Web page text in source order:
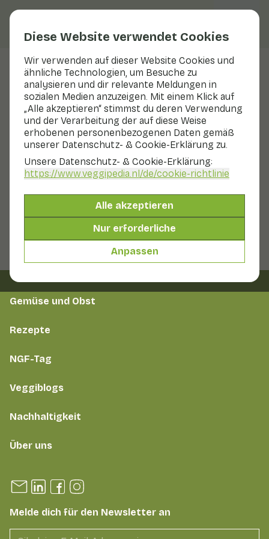
Diese Website verwendet Cookies
Wir verwenden auf dieser Website Cookies und
ähnliche Technologien, um Besuche zu
analysieren und dir relevante Meldungen in
sozialen Medien anzuzeigen. Mit einem Klick auf
„Alle akzeptieren“ stimmst du deren Verwendung
und der Verarbeitung der auf diese Weise
erhobenen personenbezogenen Daten gemäß
unserer Datenschutz- & Cookie-Erklärung zu.
Unsere Datenschutz- & Cookie-Erklärung:
https://www.veggipedia.nl/de/cookie-richtlinie
Alle akzeptieren
Nur erforderliche
Anpassen
Boysenbeere
Nährwerte boysenbeere
Unten findest du eine vollständige Übersicht aller
Nährwerte, gegebenenfalls mit unterschiedlichen
Zubereitungsarten.
Himbeeren
Gemüse und Obst
Rezepte
NGF-Tag
Veggiblogs
Nachhaltigkeit
Über uns
Melde dich für den Newsletter an